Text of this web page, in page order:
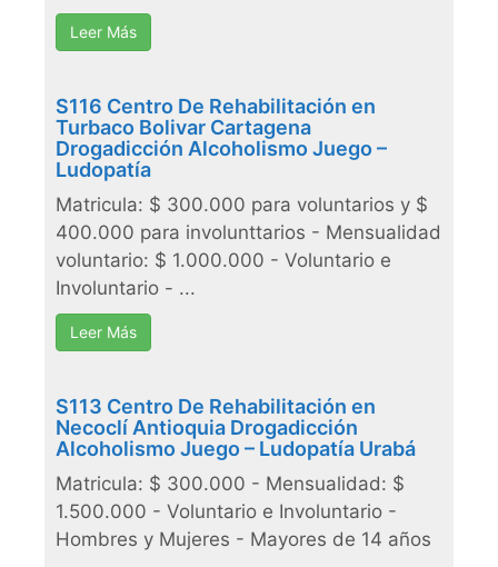
Leer Más
S116 Centro De Rehabilitación en
Turbaco Bolivar Cartagena
Drogadicción Alcoholismo Juego –
Ludopatía
Matricula: $ 300.000 para voluntarios y $
400.000 para involunttarios - Mensualidad
voluntario: $ 1.000.000 - Voluntario e
Involuntario - ...
Leer Más
S113 Centro De Rehabilitación en
Necoclí Antioquia Drogadicción
Alcoholismo Juego – Ludopatía Urabá
Matricula: $ 300.000 - Mensualidad: $
1.500.000 - Voluntario e Involuntario -
Hombres y Mujeres - Mayores de 14 años